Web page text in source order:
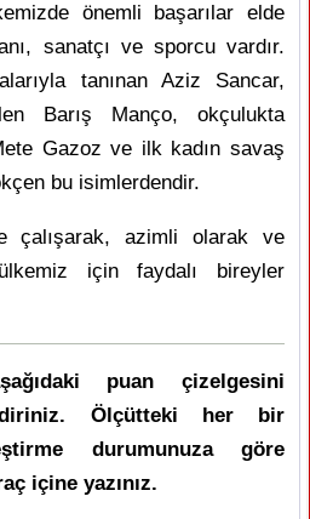
önemli başarılar elde
sanatçı ve sporcu vardır.
tanınan Aziz Sancar,
Barış Manço, okçulukta
Gazoz ve ilk kadın savaş
bu isimlerdendir.
azimli olarak ve
için faydalı bireyler
puan çizelgesini
Ölçütteki her bir
durumunuza göre
içine yazınız.